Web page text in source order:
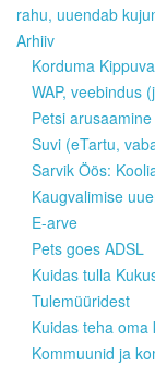
rahu, uuendab
Arhiiv
Korduma
WAP, veebindus
Petsi arusaamine
Suvi (eTartu,
Sarvik Öös:
Kaugvalimise
E-arve
Pets goes ADSL
Kuidas tulla
Tulemüüridest
Kuidas teha oma
Kommuunid ja